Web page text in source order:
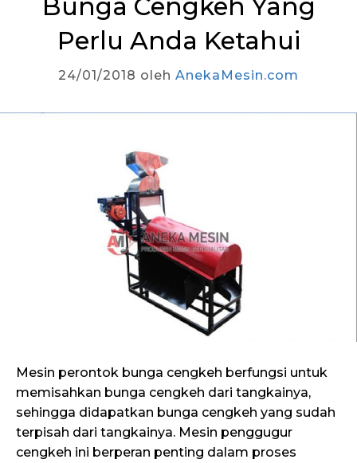
Bunga Cengkeh Yang
Perlu Anda Ketahui
24/01/2018 oleh AnekaMesin.com
Mesin perontok bunga cengkeh berfungsi untuk
memisahkan bunga cengkeh dari tangkainya,
sehingga didapatkan bunga cengkeh yang sudah
terpisah dari tangkainya. Mesin penggugur
cengkeh ini berperan penting dalam proses